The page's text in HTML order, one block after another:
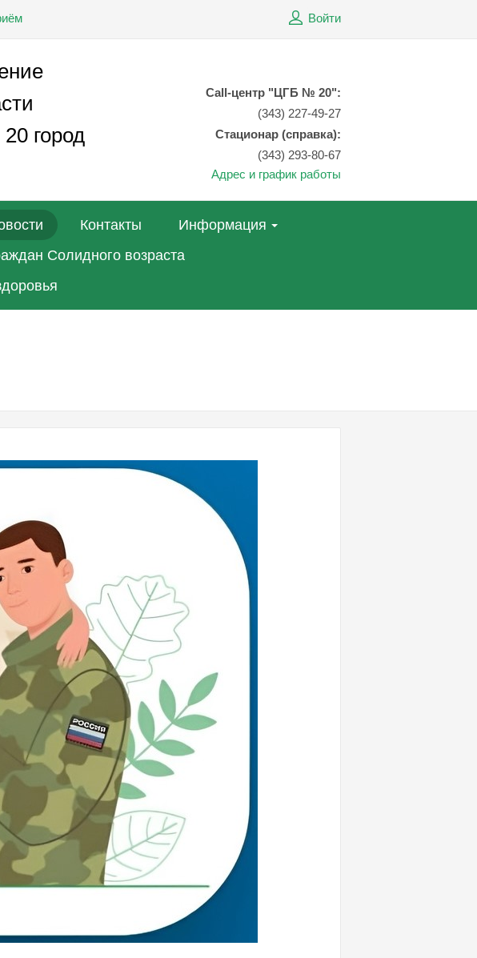
Войти
город
Call-центр "ЦГБ № 20":
(343) 227-49-27
Стационар (справка):
(343) 293-80-67
Адрес и график работы
Контакты
Информация
Солидного возраста